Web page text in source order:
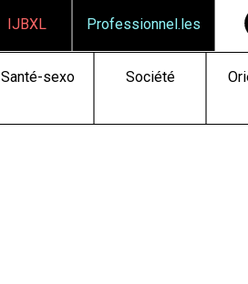
IJBXL Professionnel.les
Santé-sexo Société